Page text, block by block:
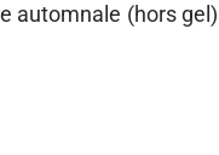
automnale (hors gel)